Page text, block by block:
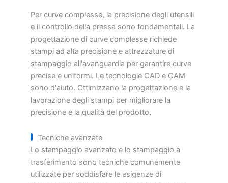
Per curve complesse, la precisione degli utensili
e il controllo della pressa sono fondamentali. La
progettazione di curve complesse richiede
stampi ad alta precisione e attrezzature di
stampaggio all'avanguardia per garantire curve
precise e uniformi. Le tecnologie CAD e CAM
sono d'aiuto. Ottimizzano la progettazione e la
lavorazione degli stampi per migliorare la
precisione e la qualità del prodotto.
Tecniche avanzate
Lo stampaggio avanzato e lo stampaggio a
trasferimento sono tecniche comunemente
utilizzate per soddisfare le esigenze di